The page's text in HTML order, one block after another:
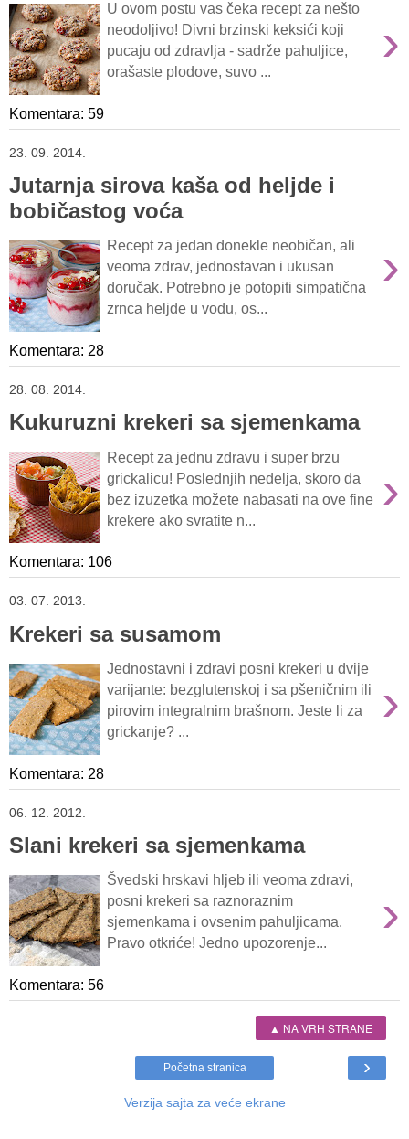
›
U ovom postu vas čeka recept za nešto
neodoljivo! Divni brzinski keksići koji
pucaju od zdravlja - sadrže pahuljice,
orašaste plodove, suvo ...
Komentara: 59
23. 09. 2014.
Jutarnja sirova kaša od heljde i
bobičastog voća
›
Recept za jedan donekle neobičan, ali
veoma zdrav, jednostavan i ukusan
doručak. Potrebno je potopiti simpatična
zrnca heljde u vodu, os...
Komentara: 28
28. 08. 2014.
Kukuruzni krekeri sa sjemenkama
›
Recept za jednu zdravu i super brzu
grickalicu! Poslednjih nedelja, skoro da
bez izuzetka možete nabasati na ove fine
krekere ako svratite n...
Komentara: 106
03. 07. 2013.
Krekeri sa susamom
›
Jednostavni i zdravi posni krekeri u dvije
varijante: bezglutenskoj i sa pšeničnim ili
pirovim integralnim brašnom. Jeste li za
grickanje? ...
Komentara: 28
06. 12. 2012.
Slani krekeri sa sjemenkama
›
Švedski hrskavi hljeb ili veoma zdravi,
posni krekeri sa raznoraznim
sjemenkama i ovsenim pahuljicama.
Pravo otkriće! Jedno upozorenje...
Komentara: 56
▲ NA VRH STRANE
›
Početna stranica
Verzija sajta za veće ekrane